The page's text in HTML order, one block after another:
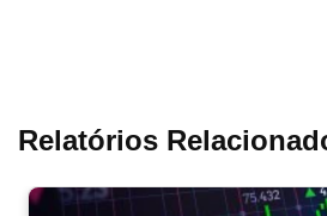
Relatórios